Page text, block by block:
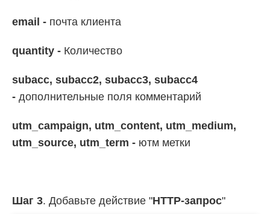
email - почта клиента
quantity - Количество
subacc, subacc2, subacc3, subacc4
- дополнительные поля комментарий
utm_campaign, utm_content, utm_medium,
utm_source, utm_term - ютм метки
Шаг 3. Добавьте действие "HTTP-запрос"